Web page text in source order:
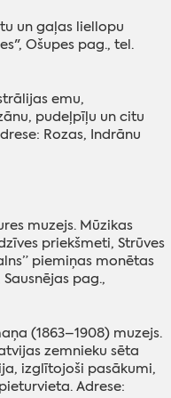
un gaļas liellopu
Ošupes pag., tel.
emu,
pudeļpīļu un citu
Rozas, Indrānu
muzejs. Mūzikas
priekšmeti, Strūves
piemiņas monētas
pag.,
(1863–1908) muzejs.
zemnieku sēta
izglītojoši pasākumi,
Adrese: